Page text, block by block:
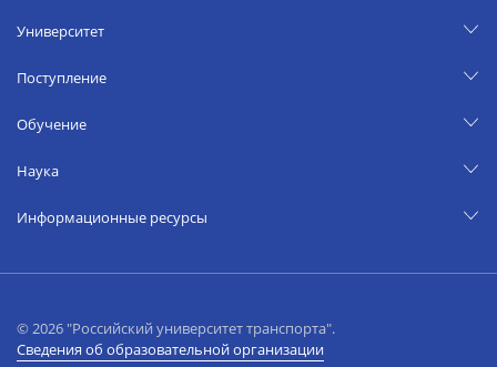
Университет
Поступление
Обучение
Наука
Информационные ресурсы
© 2026 "Российский университет транспорта".
Сведения об образовательной организации